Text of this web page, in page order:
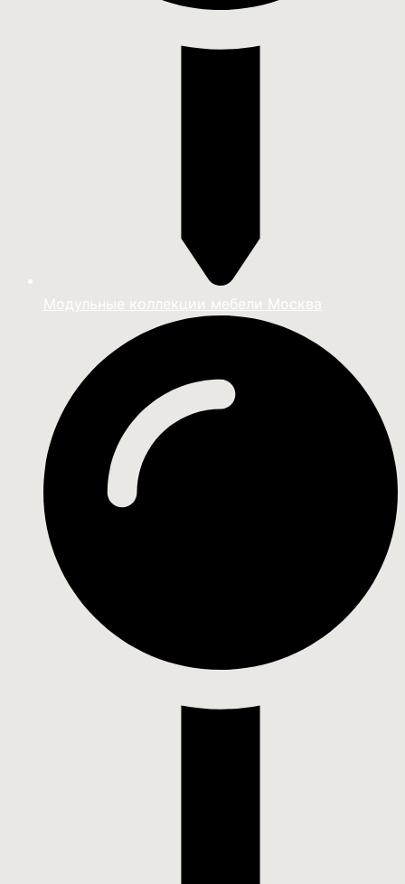
Модульные коллекции мебели Москва